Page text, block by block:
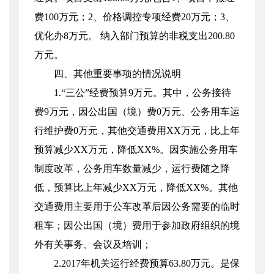
费100万元； 2 、价格调控专项经费20万元； 3
优化办8万元。 纳入部门预算的非税支出200.80
万元。
四、其他重要事项的情况说明
1.“三公”经费预算9万元。其中，公务接待
费9万元，因公出国（境）费0万元、公务用车运
行维护费0万元，其他交通费用 XX万元，比上年
预算减少XX万元，降低XX%。因实施公务用车
制度改革，公务用车数量减少，运行费随之降
低，预算比上年减少XX万元，降低XX%。其他
交通费用主要用于公车改革后因公务需要的临时
租车；因公出国（境）费用于参加政府组织的境
外有关事务、会议及培训；
2.2017年机关运行经费预算63.80万元。是保